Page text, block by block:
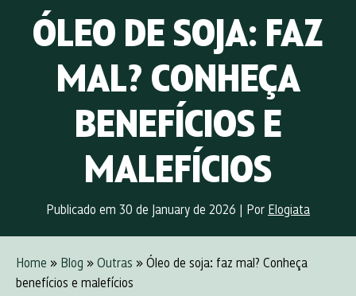
ÓLEO DE SOJA: FAZ
MAL? CONHEÇA
BENEFÍCIOS E
MALEFÍCIOS
Publicado em 30 de January de 2026 | Por Elogiata
Home » Blog » Outras » Óleo de soja: faz mal? Conheça
benefícios e malefícios